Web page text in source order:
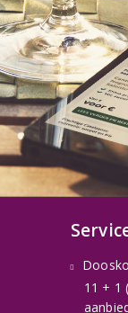
11 + 1